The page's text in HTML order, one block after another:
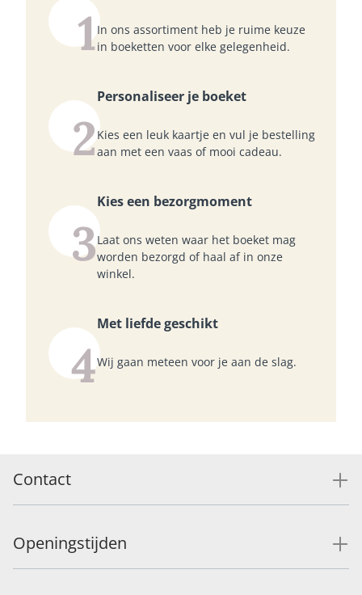
1In ons assortiment heb je ruime keuze
in boeketten voor elke gelegenheid.
2
Personaliseer je boeket
Kies een leuk kaartje en vul je bestelling
aan met een vaas of mooi cadeau.
3
Kies een bezorgmoment
Laat ons weten waar het boeket mag
worden bezorgd of haal af in onze
winkel.
4
Met liefde geschikt
Wij gaan meteen voor je aan de slag.
Contact
Openingstijden